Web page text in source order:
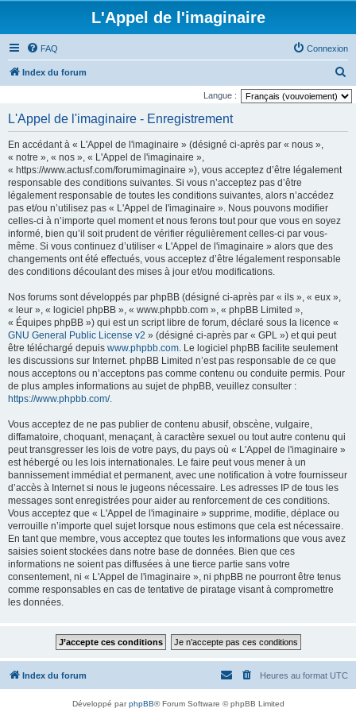
L'Appel de l'imaginaire
FAQ Connexion
Index du forum
e
Langue :
L'Appel de l'imaginaire - Enregistrement
En accédant à « L'Appel de l'imaginaire » (désigné ci-après par « nous »,
« notre », « nos », « L'Appel de l'imaginaire »,
« https://www.actusf.com/forumimaginaire »), vous acceptez d’être légalement
responsable des conditions suivantes. Si vous n’acceptez pas d’être
légalement responsable de toutes les conditions suivantes, alors n’accédez
pas et/ou n’utilisez pas « L'Appel de l'imaginaire ». Nous pouvons modifier
celles-ci à n’importe quel moment et nous ferons tout pour que vous en soyez
informé, bien qu’il soit prudent de vérifier régulièrement celles-ci par vous-
même. Si vous continuez d’utiliser « L'Appel de l'imaginaire » alors que des
changements ont été effectués, vous acceptez d’être légalement responsable
des conditions découlant des mises à jour et/ou modifications.
Nos forums sont développés par phpBB (désigné ci-après par « ils », « eux »,
« leur », « logiciel phpBB », « www.phpbb.com », « phpBB Limited »,
« Équipes phpBB ») qui est un script libre de forum, déclaré sous la licence «
GNU General Public License v2 » (désigné ci-après par « GPL ») et qui peut
être téléchargé depuis www.phpbb.com. Le logiciel phpBB facilite seulement
les discussions sur Internet. phpBB Limited n’est pas responsable de ce que
nous acceptons ou n’acceptons pas comme contenu ou conduite permis. Pour
de plus amples informations au sujet de phpBB, veuillez consulter :
https://www.phpbb.com/.
Vous acceptez de ne pas publier de contenu abusif, obscène, vulgaire,
diffamatoire, choquant, menaçant, à caractère sexuel ou tout autre contenu qui
peut transgresser les lois de votre pays, du pays où « L'Appel de l'imaginaire »
est hébergé ou les lois internationales. Le faire peut vous mener à un
bannissement immédiat et permanent, avec une notification à votre fournisseur
d’accès à Internet si nous le jugeons nécessaire. Les adresses IP de tous les
messages sont enregistrées pour aider au renforcement de ces conditions.
Vous acceptez que « L'Appel de l'imaginaire » supprime, modifie, déplace ou
verrouille n’importe quel sujet lorsque nous estimons que cela est nécessaire.
En tant que membre, vous acceptez que toutes les informations que vous avez
saisies soient stockées dans notre base de données. Bien que ces
informations ne soient pas diffusées à une tierce partie sans votre
consentement, ni « L'Appel de l'imaginaire », ni phpBB ne pourront être tenus
comme responsables en cas de tentative de piratage visant à compromettre
les données.
Index du forum Heures au format UTC
Développé parphpBB® Forum Software © phpBB Limited